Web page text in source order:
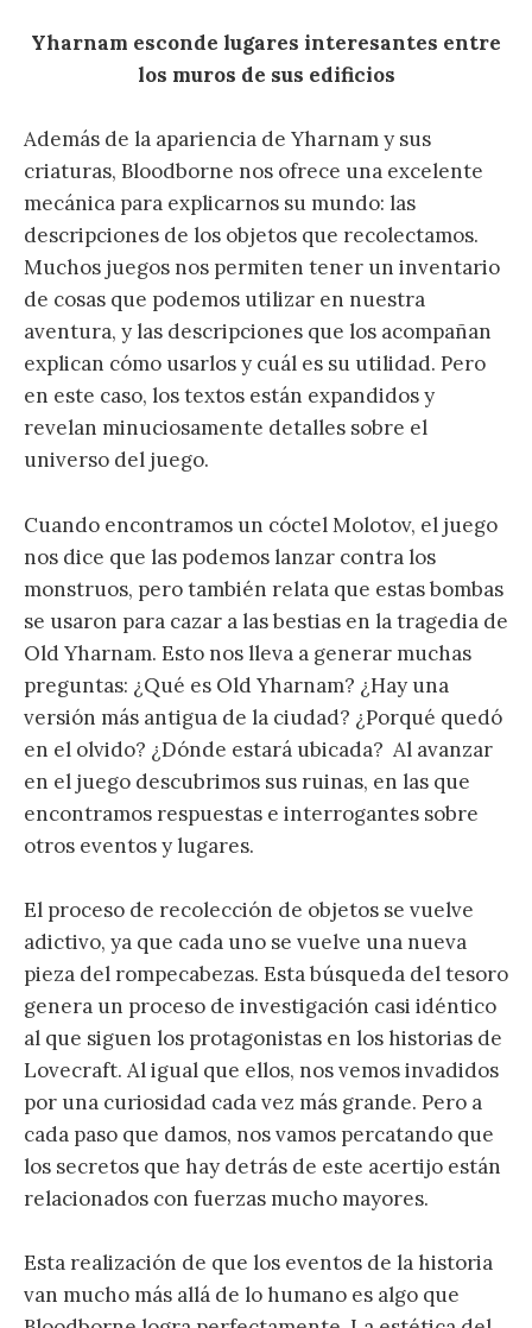
Yharnam esconde lugares interesantes entre
los muros de sus edificios
Además de la apariencia de Yharnam y sus
criaturas, Bloodborne nos ofrece una excelente
mecánica para explicarnos su mundo: las
descripciones de los objetos que recolectamos.
Muchos juegos nos permiten tener un inventario
de cosas que podemos utilizar en nuestra
aventura, y las descripciones que los acompañan
explican cómo usarlos y cuál es su utilidad. Pero
en este caso, los textos están expandidos y
revelan minuciosamente detalles sobre el
universo del juego.
Cuando encontramos un cóctel Molotov, el juego
nos dice que las podemos lanzar contra los
monstruos, pero también relata que estas bombas
se usaron para cazar a las bestias en la tragedia de
Old Yharnam. Esto nos lleva a generar muchas
preguntas: ¿Qué es Old Yharnam? ¿Hay una
versión más antigua de la ciudad? ¿Porqué quedó
en el olvido? ¿Dónde estará ubicada? Al avanzar
en el juego descubrimos sus ruinas, en las que
encontramos respuestas e interrogantes sobre
otros eventos y lugares.
El proceso de recolección de objetos se vuelve
adictivo, ya que cada uno se vuelve una nueva
pieza del rompecabezas. Esta búsqueda del tesoro
genera un proceso de investigación casi idéntico
al que siguen los protagonistas en los historias de
Lovecraft. Al igual que ellos, nos vemos invadidos
por una curiosidad cada vez más grande. Pero a
cada paso que damos, nos vamos percatando que
los secretos que hay detrás de este acertijo están
relacionados con fuerzas mucho mayores.
Esta realización de que los eventos de la historia
van mucho más allá de lo humano es algo que